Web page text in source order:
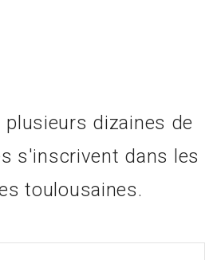
plusieurs dizaines de
s'inscrivent dans les
toulousaines.